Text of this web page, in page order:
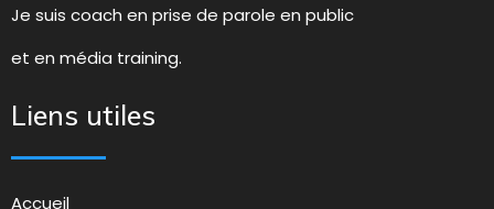
Je suis coach en prise de parole en public
et en média training.
Liens utiles
Accueil